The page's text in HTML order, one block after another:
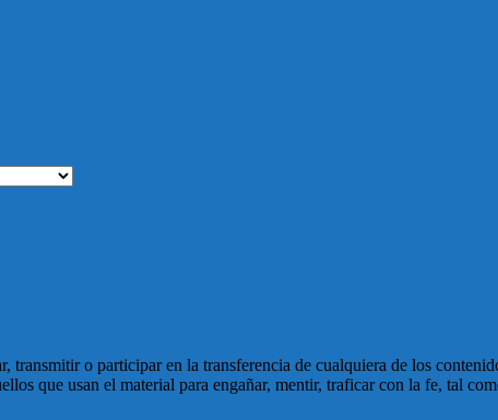
transmitir o participar en la transferencia de cualquiera de los
que usan el material para engañar, mentir, traficar con la fe, tal